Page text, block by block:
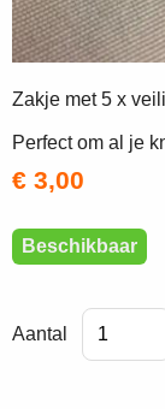
Zakje met 5 x
Perfect om al je
€ 3,00
Beschikbaar
Aantal